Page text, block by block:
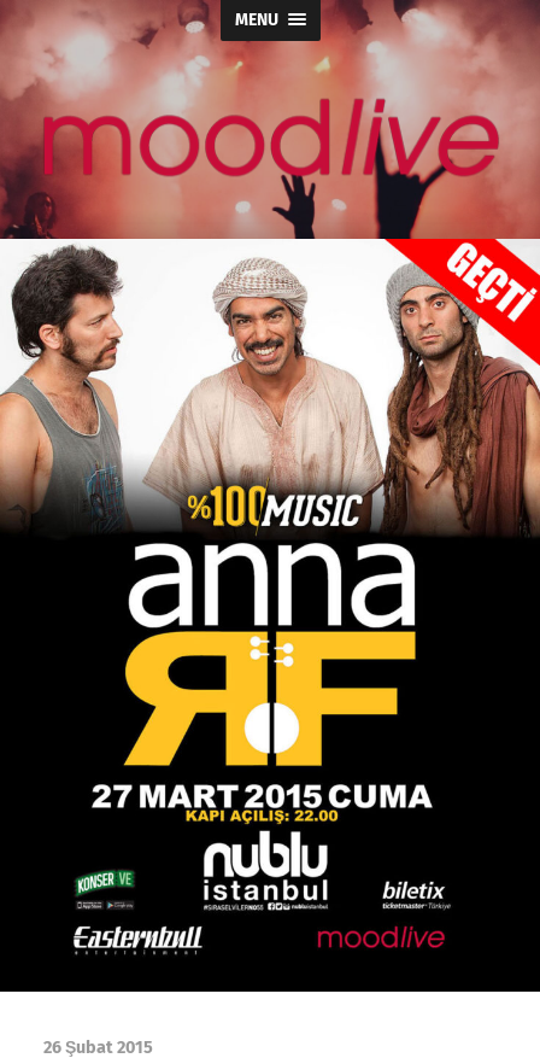
MENU
moodlive.org
26 Şubat 2015